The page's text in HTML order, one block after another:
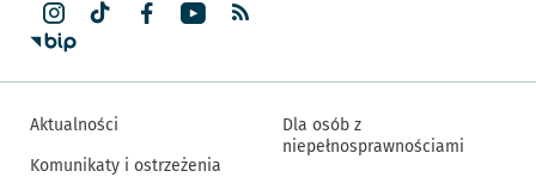
Aktualności
Komunikaty i ostrzeżenia
Dla osób z
niepełnosprawnościami